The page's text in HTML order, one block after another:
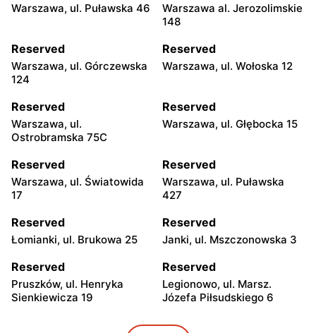
Warszawa, ul. Puławska 46
Warszawa al. Jerozolimskie
148
Reserved
Warszawa, ul. Górczewska
124
Reserved
Warszawa, ul. Wołoska 12
Reserved
Warszawa, ul.
Ostrobramska 75C
Reserved
Warszawa, ul. Głębocka 15
Reserved
Warszawa, ul. Światowida
17
Reserved
Warszawa, ul. Puławska
427
Reserved
Łomianki, ul. Brukowa 25
Reserved
Janki, ul. Mszczonowska 3
Reserved
Pruszków, ul. Henryka
Sienkiewicza 19
Reserved
Legionowo, ul. Marsz.
Józefa Piłsudskiego 6
Reserved